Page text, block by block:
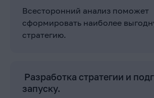
Всесторонний анализ поможет
сформировать наиболее
стратегию.
Разработка стратегии и
запуску.